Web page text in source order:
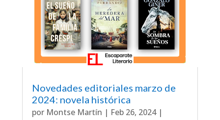
Novedades editoriales marzo de
2024: novela histórica
por Montse Martín | Feb 26, 2024|